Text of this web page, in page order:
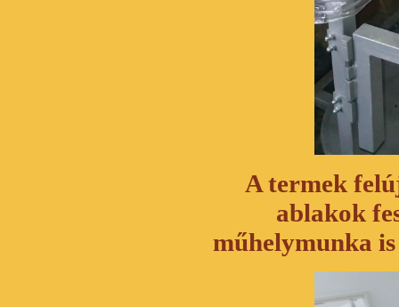
A termek
ablakok
műhelymunka